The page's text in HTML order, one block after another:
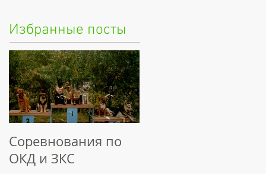
Избранные посты
Соревнования по
ОКД и ЗКС